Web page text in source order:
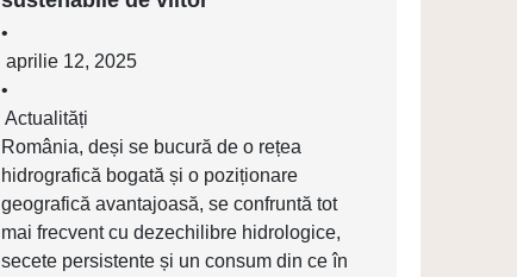
•
aprilie 12, 2025
•
Actualități
România, deși se bucură de o rețea
hidrografică bogată și o poziționare
geografică avantajoasă, se confruntă tot
mai frecvent cu dezechilibre hidrologice,
secete persistente și un consum din ce în